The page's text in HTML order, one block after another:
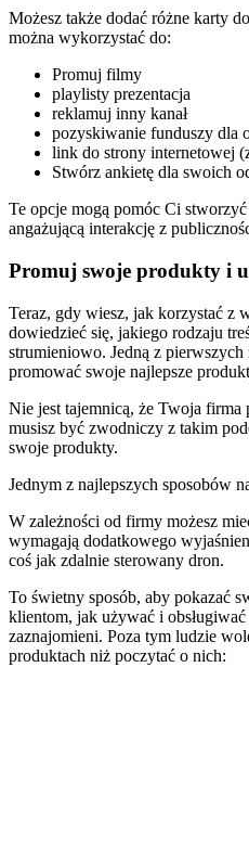
Możesz także dodać różne karty
można wykorzystać do:
Promuj filmy
playlisty prezentacja
reklamuj inny kanał
pozyskiwanie funduszy dla
link do strony internetowej
Stwórz ankietę dla swoich
Te opcje mogą pomóc Ci
angażującą interakcję z
Promuj swoje produkty i
Teraz, gdy wiesz, jak korzystać z
dowiedzieć się, jakiego rodzaju
strumieniowo. Jedną z
promować swoje najlepsze
Nie jest tajemnicą, że Twoja firma
musisz być zwodniczy z takim
swoje produkty.
Jednym z najlepszych sposobów
W zależności od firmy możesz
wymagają dodatkowego
coś jak zdalnie sterowany dron.
To świetny sposób, aby pokazać
klientom, jak używać i
zaznajomieni. Poza tym ludzie
produktach niż poczytać o nich: